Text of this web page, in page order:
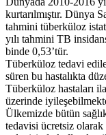
kurtarılmıştır. Dünya
tahmini tüberküloz
yılı tahmini TB
binde 0,53’tür.
Tüberküloz tedavi
süren bu hastalıkta
Tüberküloz hastaları
üzerinde
Ülkemizde bütün
tedavisi ücretsiz olarak